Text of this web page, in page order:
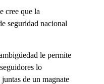
cree que la
seguridad nacional
le permite
lo
de un magnate